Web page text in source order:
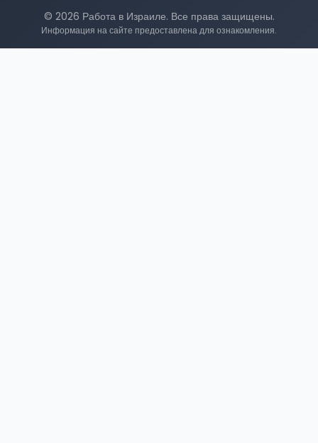
© 2026 Работа в Израиле. Все права защищены.
Информация на сайте предоставлена для ознакомления.